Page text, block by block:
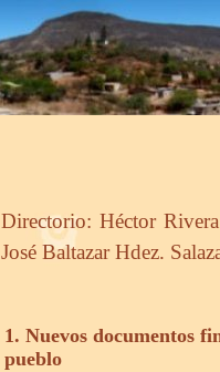
Directorio: Héctor
José Baltazar Hdez.
1. Nuevos documentos
pueblo